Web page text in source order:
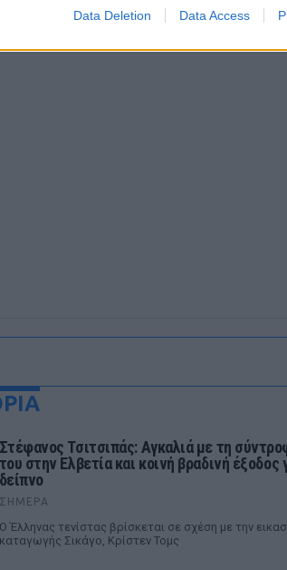
Data Deletion Data Access
Στέφανος Τσιτσιπάς: Αγκαλιά με τη
του στην Ελβετία και κοινή βραδινή έξοδος
δείπνο
ΣΉΜΕΡΑ
Ο Έλληνας τενίστας βρίσκεται σε σχέση με την
καταγωγής Σικάγο, Κρίστεν Τομς